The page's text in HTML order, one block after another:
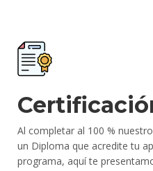
Al completar al 100 %
un Diploma que acredite tu
programa, aquí te